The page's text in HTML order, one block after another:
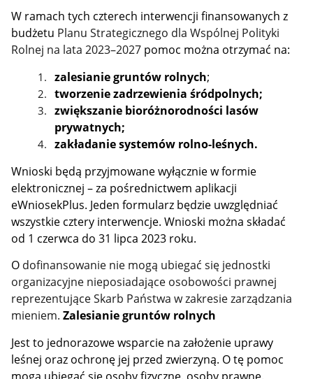
W ramach tych czterech interwencji finansowanych z
budżetu Planu Strategicznego dla Wspólnej Polityki
Rolnej na lata 2023–2027 pomoc można otrzymać na:
zalesianie gruntów rolnych;
tworzeniezadrzewienia śródpolnych;
zwiększanie bioróżnorodności lasów
prywatnych;
zakładanie systemów rolno-leśnych.
Wnioski będą przyjmowane wyłącznie w formie
elektronicznej – za pośrednictwem aplikacji
eWniosekPlus. Jeden formularz będzie uwzględniać
wszystkie cztery interwencje. Wnioski można składać
od 1 czerwca do 31 lipca 2023 roku.
O dofinansowanie nie mogą ubiegać się jednostki
organizacyjne nieposiadające osobowości prawnej
reprezentujące Skarb Państwa w zakresie zarządzania
mieniem.Zalesianie gruntów rolnych
Jest to jednorazowe wsparcie na założenie uprawy
leśnej oraz ochronę jej przed zwierzyną. O tę pomoc